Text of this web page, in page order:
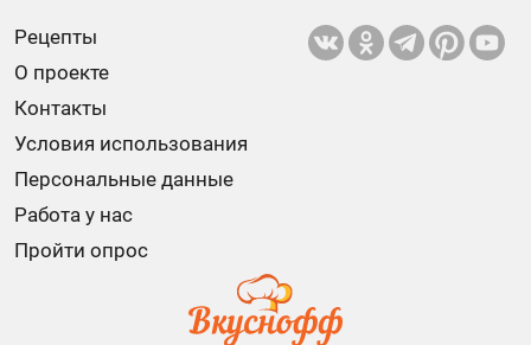
Рецепты
О проекте
Контакты
Условия использования
Персональные данные
Работа у нас
Пройти опрос